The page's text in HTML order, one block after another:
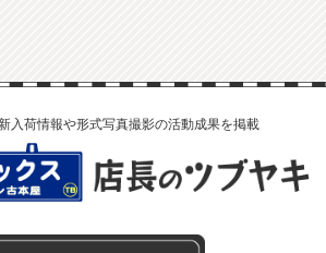
入荷情報や形式写真撮影の活動成果を掲載